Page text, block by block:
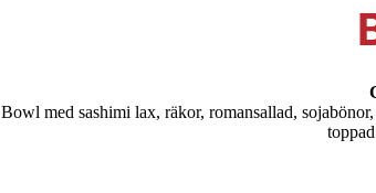
Bowl med sashimi lax, räkor, romansallad,